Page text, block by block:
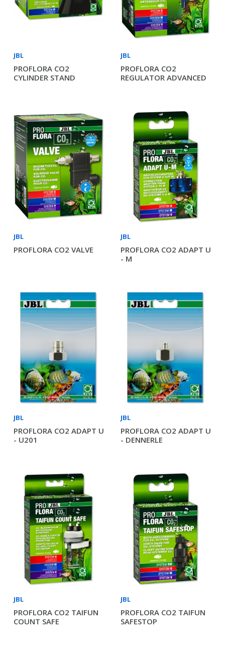
JBL
PROFLORA CO2
CYLINDER STAND
JBL
PROFLORA CO2
REGULATOR ADVANCED
JBL
PROFLORA CO2 VALVE
JBL
PROFLORA CO2 ADAPT U
- M
JBL
PROFLORA CO2 ADAPT U
- U201
JBL
PROFLORA CO2 ADAPT U
- DENNERLE
JBL
PROFLORA CO2 TAIFUN
COUNT SAFE
JBL
PROFLORA CO2 TAIFUN
SAFESTOP